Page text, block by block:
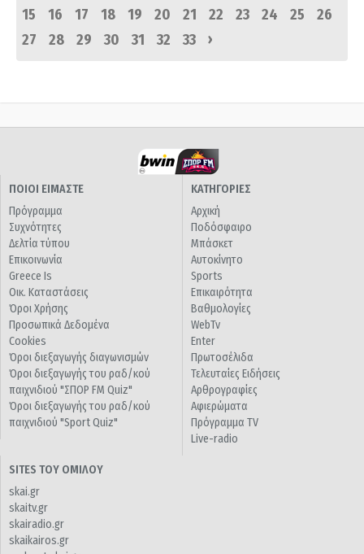
15
16 17 18 19 20 21 22 23 24 25
26
27
28 29 30 31 32 33 ›
ΠΟΙΟΙ ΕΙΜΑΣΤΕ
Πρόγραμμα
Συχνότητες
Δελτία τύπου
Επικοινωνία
Greece Is
Οικ. Καταστάσεις
Όροι Χρήσης
Προσωπικά Δεδομένα
Cookies
Όροι διεξαγωγής διαγωνισμών
Όροι διεξαγωγής του ραδ/κού
παιχνιδιού "ΣΠΟΡ FM Quiz"
Όροι διεξαγωγής του ραδ/κού
παιχνιδιού "Sport Quiz"
ΚΑΤΗΓΟΡΙΕΣ
Αρχική
Ποδόσφαιρο
Μπάσκετ
Αυτοκίνητο
Sports
Επικαιρότητα
Βαθμολογίες
WebTv
Enter
Πρωτοσέλιδα
Τελευταίες Ειδήσεις
Αρθρογραφίες
Αφιερώματα
Πρόγραμμα TV
Live-radio
SITES ΤΟΥ ΟΜΙΛΟΥ
skai.gr
skaitv.gr
skairadio.gr
skaikairos.gr